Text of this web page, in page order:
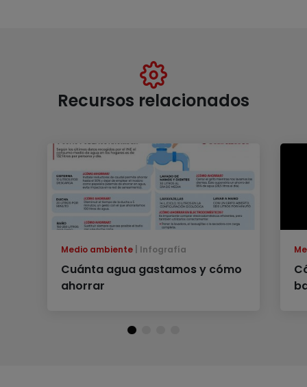
Recursos relacionados
Medio ambiente Infografía
Cuánta agua gastamos y cómo
ahorrar